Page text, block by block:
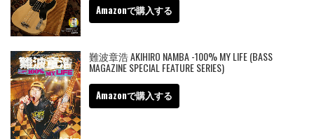
Amazonで購入する
難波章浩 AKIHIRO NAMBA -100% MY LIFE (BASS
MAGAZINE SPECIAL FEATURE SERIES)
Amazonで購入する